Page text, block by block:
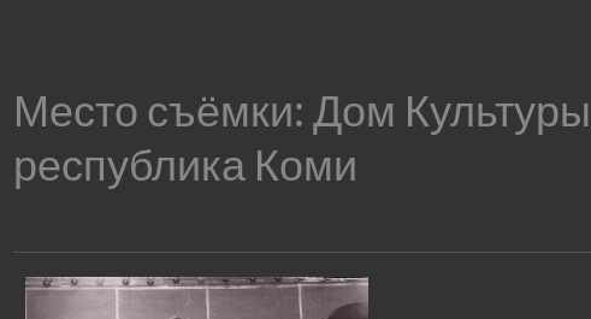
Место съёмки:Дом
республика Коми